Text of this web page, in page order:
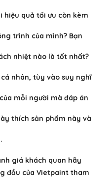
hiệu quả tối ưu còn kèm
trình của mình? Bạn
nhiệt nào là tốt nhất?
nhân, tùy vào suy nghĩ
mỗi người mà đáp án
thích sản phẩm này và
giá khách quan hãy
đầu của Vietpaint tham